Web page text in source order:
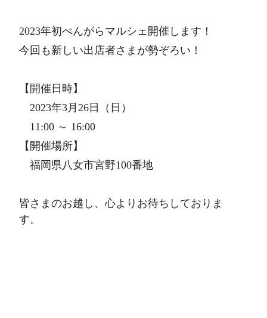
2023年初べんがらマルシェ開催します！
今回も新しい出店者さまが勢ぞろい！
【開催日時】
2023年3月26日（日）
11:00 ～ 16:00
【開催場所】
福岡県八女市宮野100番地
皆さまのお越し、心よりお待ちしておりま
す。